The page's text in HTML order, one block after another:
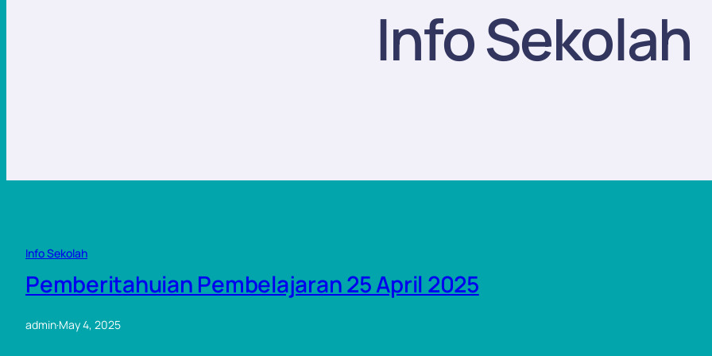
Info Sekolah
Info Sekolah
Pemberitahuian Pembelajaran 25 April 2025
admin·May 4, 2025